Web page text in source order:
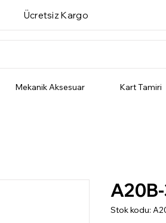
Ücretsiz Kargo
Mekanik Aksesuar Kart Tamiri
Stok kodu: